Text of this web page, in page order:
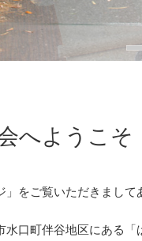
へようこそ
」をご覧いただきまして
水口町伴谷地区にある